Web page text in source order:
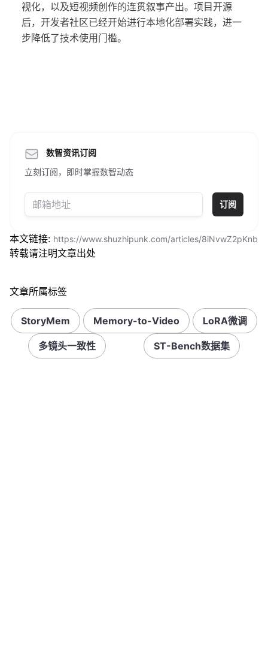
视化，以及短视频创作的连贯叙事产出。项目开源
后，开发者社区已经开始进行本地化部署实践，进一
步降低了技术使用门槛。
数智资讯订阅
立刻订阅，即时掌握数智动态
订阅
本文链接: https://www.shuzhipunk.com/articles/8iNvwZ2pKnb
转载请注明文章出处
文章所属标签
StoryMem Memory-to-Video LoRA微调
多镜头一致性 ST-Bench数据集